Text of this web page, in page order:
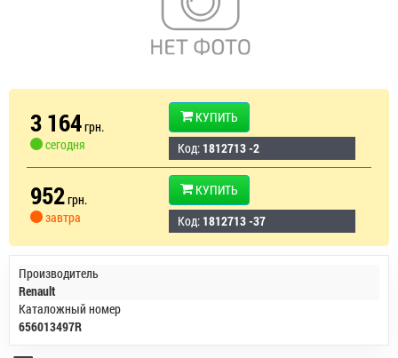
3 164грн.
сегодня
КУПИТЬ
Код: 1812713 -2
952грн.
завтра
КУПИТЬ
Код: 1812713 -37
Производитель
Renault
Каталожный номер
656013497R